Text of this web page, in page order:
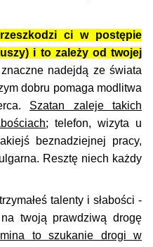
ci w postępie
i to zależy od twojej
nadejdą ze świata
dobru pomaga modlitwa
Szatan zaleje takich
; telefon, wizyta u
beznadziejnej pracy,
Resztę niech każdy
talenty i słabości -
twoją prawdziwą drogę
to szukanie drogi w